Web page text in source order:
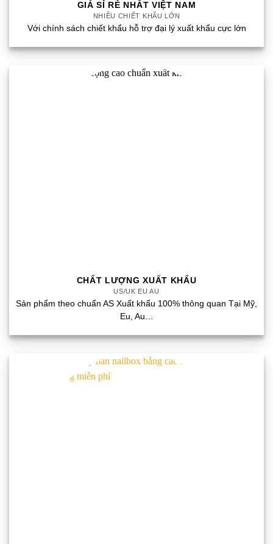
GIÁ SỈ RẺ NHẤT VIỆT NAM
NHIỀU CHIẾT KHẤU LỚN
Với chính sách chiết khẩu hỗ trợ đại lý xuất khẩu cực lớn
CHẤT LƯỢNG XUẤT KHẨU
US/UK EU AU
Sản phẩm theo chuẩn AS Xuất khẩu 100% thông quan Tại Mỹ,
Eu, Au…